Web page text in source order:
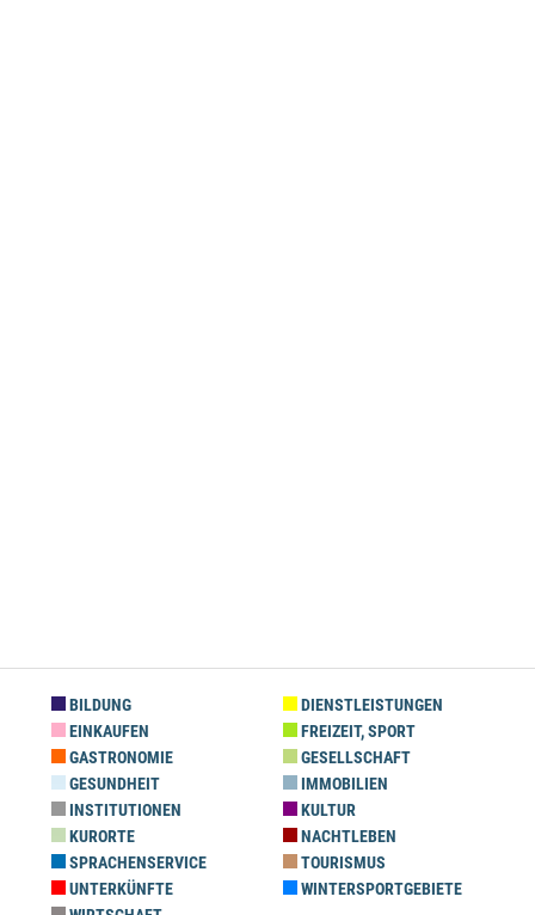
BILDUNG
DIENSTLEISTUNGEN
EINKAUFEN
FREIZEIT, SPORT
GASTRONOMIE
GESELLSCHAFT
GESUNDHEIT
IMMOBILIEN
INSTITUTIONEN
KULTUR
KURORTE
NACHTLEBEN
SPRACHENSERVICE
TOURISMUS
UNTERKÜNFTE
WINTERSPORTGEBIETE